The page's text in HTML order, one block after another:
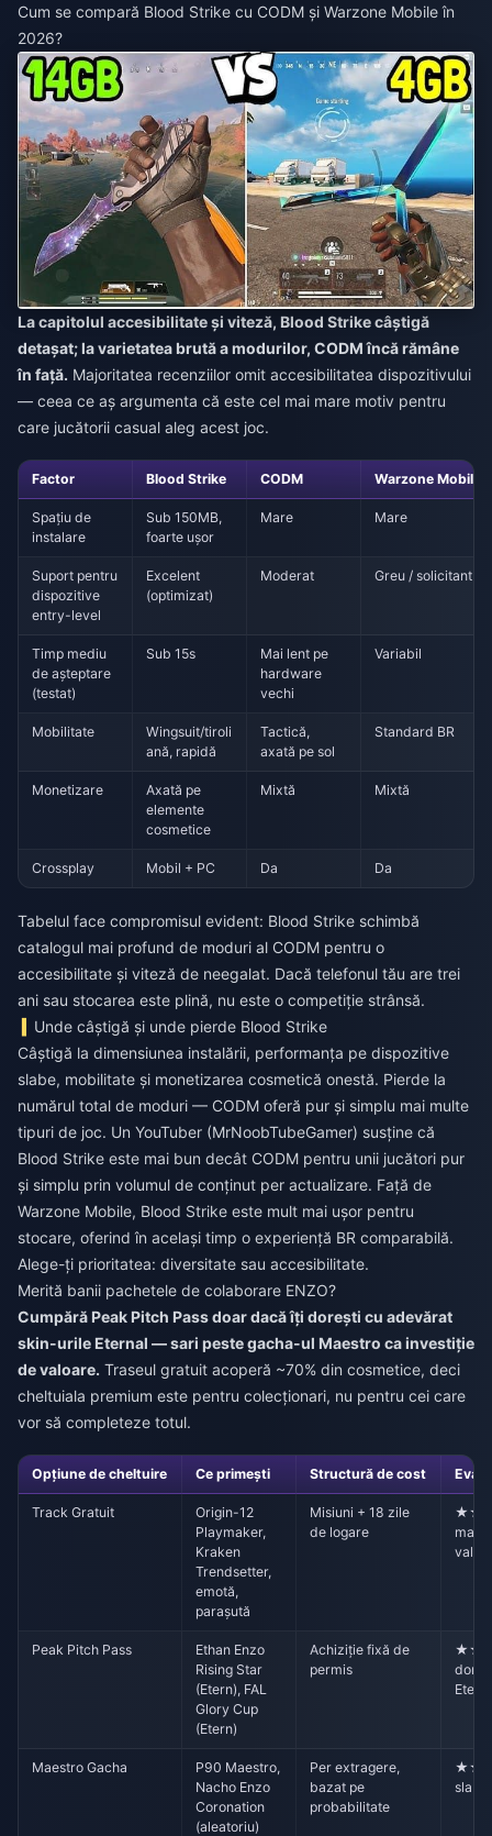
Cum se compară Blood Strike cu CODM și Warzone Mobile în
2026?
La capitolul accesibilitate și viteză, Blood Strike câștigă
detașat; la varietatea brută a modurilor, CODM încă rămâne
în față. Majoritatea recenziilor omit accesibilitatea dispozitivului
— ceea ce aș argumenta că este cel mai mare motiv pentru
care jucătorii casual aleg acest joc.
Factor Blood Strike CODM Warzone Mobile
Spațiu de
instalare
Sub 150MB,
foarte ușor
Mare Mare
Suport pentru
dispozitive
entry-level
Excelent
(optimizat)
Moderat Greu / solicitant
Timp mediu
de așteptare
(testat)
Sub 15s
Mai lent pe
hardware
vechi
Variabil
Mobilitate
Wingsuit/tiroli
ană, rapidă
Tactică,
axată pe sol
Standard BR
Monetizare
Axată pe
elemente
cosmetice
Mixtă Mixtă
Crossplay Mobil + PC Da Da
Tabelul face compromisul evident: Blood Strike schimbă
catalogul mai profund de moduri al CODM pentru o
accesibilitate și viteză de neegalat. Dacă telefonul tău are trei
ani sau stocarea este plină, nu este o competiție strânsă.
Unde câștigă și unde pierde Blood Strike
Câștigă la dimensiunea instalării, performanța pe dispozitive
slabe, mobilitate și monetizarea cosmetică onestă. Pierde la
numărul total de moduri — CODM oferă pur și simplu mai multe
tipuri de joc. Un YouTuber (MrNoobTubeGamer) susține că
Blood Strike este mai bun decât CODM pentru unii jucători pur
și simplu prin volumul de conținut per actualizare. Față de
Warzone Mobile, Blood Strike este mult mai ușor pentru
stocare, oferind în același timp o experiență BR comparabilă.
Alege-ți prioritatea: diversitate sau accesibilitate.
Merită banii pachetele de colaborare ENZO?
Cumpără Peak Pitch Pass doar dacă îți dorești cu adevărat
skin-urile Eternal — sari peste gacha-ul Maestro ca investiție
de valoare. Traseul gratuit acoperă ~70% din cosmetice, deci
cheltuiala premium este pentru colecționari, nu pentru cei care
vor să completeze totul.
Opțiune de cheltuire Ce primești Structură de cost
Track Gratuit
Origin-12
Playmaker,
Kraken
Trendsetter,
emotă,
parașută
Misiuni + 18 zile
de logare
mai
Peak Pitch Pass
Ethan Enzo
Rising Star
(Etern), FAL
Glory Cup
(Etern)
Achiziție fixă de
permis
Maestro Gacha
P90 Maestro,
Nacho Enzo
Coronation
(aleatoriu)
Per extragere,
bazat pe
probabilitate
★★